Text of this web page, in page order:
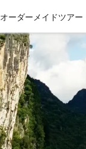
オーダーメイドツアー